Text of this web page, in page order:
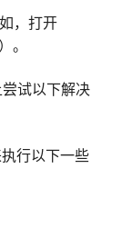
，打开
）。
试以下解决
行以下一些